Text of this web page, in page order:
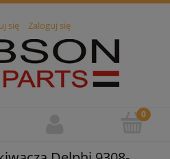
się Zaloguj się